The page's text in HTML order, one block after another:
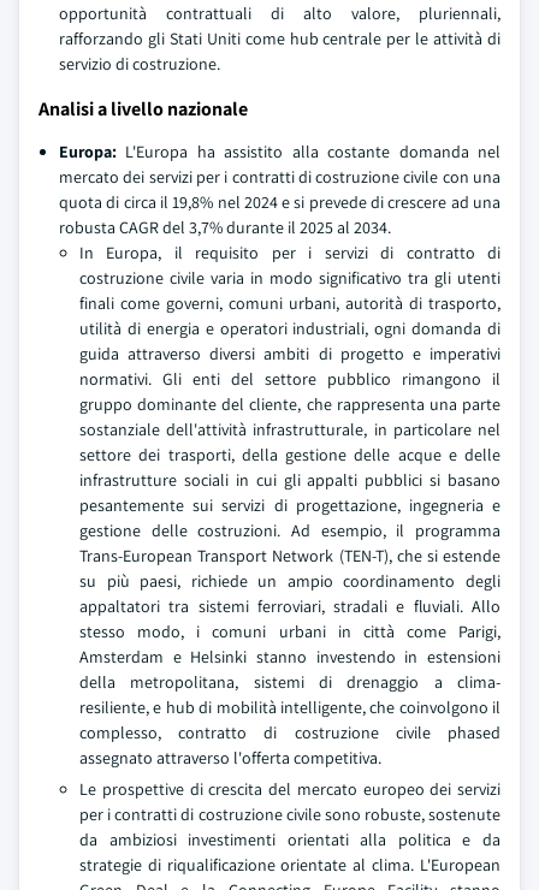
opportunità contrattuali di alto valore, pluriennali,
rafforzando gli Stati Uniti come hub centrale per le attività di
servizio di costruzione.
Analisi a livello nazionale
Europa: L'Europa ha assistito alla costante domanda nel
mercato dei servizi per i contratti di costruzione civile con una
quota di circa il 19,8% nel 2024 e si prevede di crescere ad una
robusta CAGR del 3,7% durante il 2025 al 2034.
In Europa, il requisito per i servizi di contratto di
costruzione civile varia in modo significativo tra gli utenti
finali come governi, comuni urbani, autorità di trasporto,
utilità di energia e operatori industriali, ogni domanda di
guida attraverso diversi ambiti di progetto e imperativi
normativi. Gli enti del settore pubblico rimangono il
gruppo dominante del cliente, che rappresenta una parte
sostanziale dell'attività infrastrutturale, in particolare nel
settore dei trasporti, della gestione delle acque e delle
infrastrutture sociali in cui gli appalti pubblici si basano
pesantemente sui servizi di progettazione, ingegneria e
gestione delle costruzioni. Ad esempio, il programma
Trans-European Transport Network (TEN-T), che si estende
su più paesi, richiede un ampio coordinamento degli
appaltatori tra sistemi ferroviari, stradali e fluviali. Allo
stesso modo, i comuni urbani in città come Parigi,
Amsterdam e Helsinki stanno investendo in estensioni
della metropolitana, sistemi di drenaggio a clima-
resiliente, e hub di mobilità intelligente, che coinvolgono il
complesso, contratto di costruzione civile phased
assegnato attraverso l'offerta competitiva.
Le prospettive di crescita del mercato europeo dei servizi
per i contratti di costruzione civile sono robuste, sostenute
da ambiziosi investimenti orientati alla politica e da
strategie di riqualificazione orientate al clima. L'European